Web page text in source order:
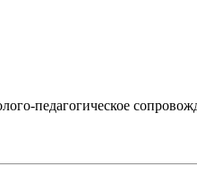
педагогическое